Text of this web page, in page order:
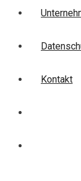
Kontakt